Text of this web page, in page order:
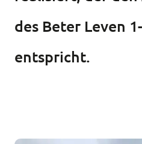
des Beter Leven
entspricht.